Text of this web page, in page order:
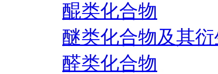
醌类化合物
醚类化合物及其
醛类化合物